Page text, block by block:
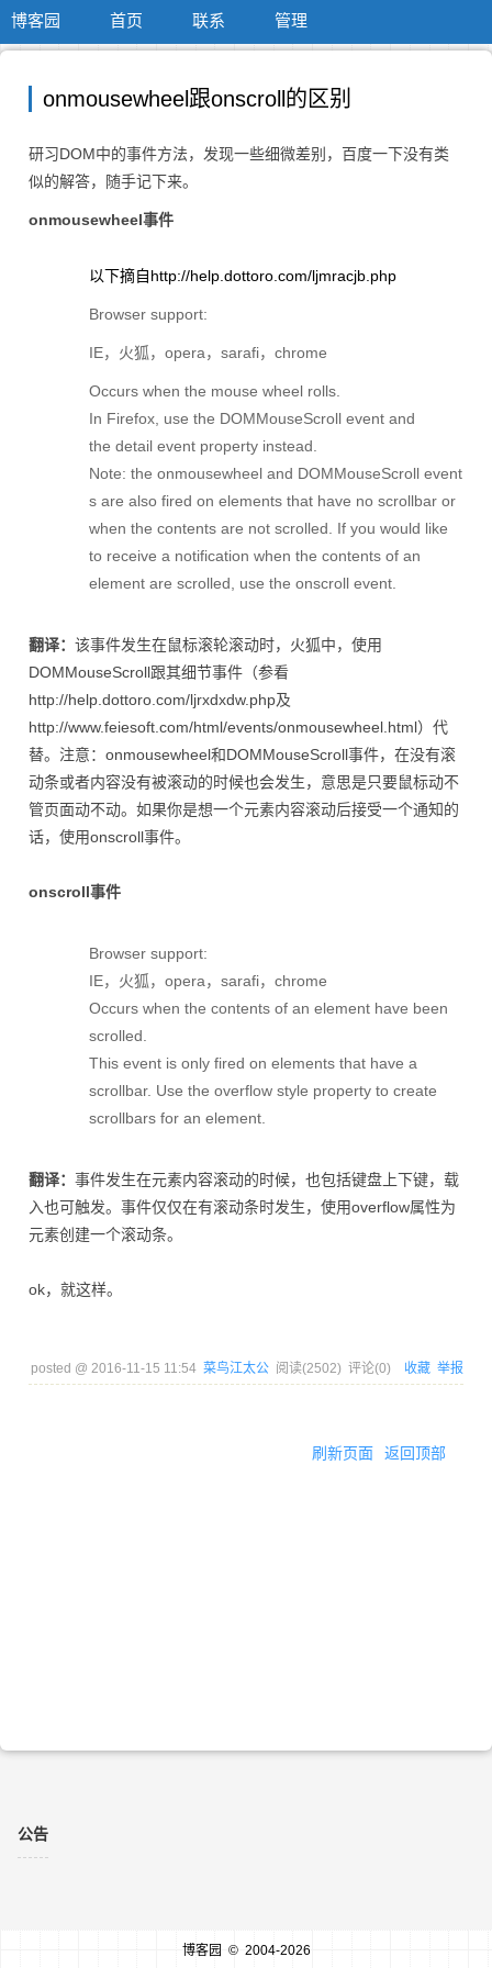
博客园 首页 联系 管理
onmousewheel跟onscroll的区别
研习DOM中的事件方法，发现一些细微差别，百度一下没有类
似的解答，随手记下来。
onmousewheel事件
以下摘自http://help.dottoro.com/ljmracjb.php
Browser support:
IE，火狐，opera，sarafi，chrome
Occurs when the mouse wheel rolls.
In Firefox, use the DOMMouseScroll event and
the detail event property instead.
Note: the onmousewheel and DOMMouseScroll event
s are also fired on elements that have no scrollbar or
when the contents are not scrolled. If you would like
to receive a notification when the contents of an
element are scrolled, use the onscroll event.
翻译： 该事件发生在鼠标滚轮滚动时，火狐中，使用
DOMMouseScroll跟其细节事件（参看
http://help.dottoro.com/ljrxdxdw.php及
http://www.feiesoft.com/html/events/onmousewheel.html）代
替。注意：onmousewheel和DOMMouseScroll事件，在没有滚
动条或者内容没有被滚动的时候也会发生，意思是只要鼠标动不
管页面动不动。如果你是想一个元素内容滚动后接受一个通知的
话，使用onscroll事件。
onscroll事件
Browser support:
IE，火狐，opera，sarafi，chrome
Occurs when the contents of an element have been
scrolled.
This event is only fired on elements that have a
scrollbar. Use the overflow style property to create
scrollbars for an element.
翻译： 事件发生在元素内容滚动的时候，也包括键盘上下键，载
入也可触发。事件仅仅在有滚动条时发生，使用overflow属性为
元素创建一个滚动条。
ok，就这样。
posted @ 2016-11-15 11:54 菜鸟江太公 阅读(2502) 评论(0) 收藏 举报
刷新页面 返回顶部
公告
博客园 © 2004-2026